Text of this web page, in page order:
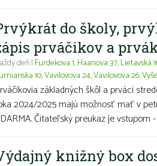
do školy,
prváčikov a
deň | Furdekova 1,Haanova 37,Lietavská
10,Vavilovova 24,Vavilovova 26,
základných škôl a prváci
2024/2025 majú možnosť mať v
Čitateľský preukaz je vstupom -
knižný box